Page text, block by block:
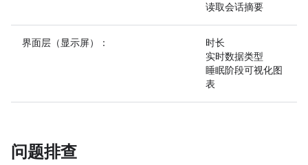
读取会话摘要
界面层（显示屏）：
时长
实时数据类型
睡眠阶段可视化图
表
问题排查